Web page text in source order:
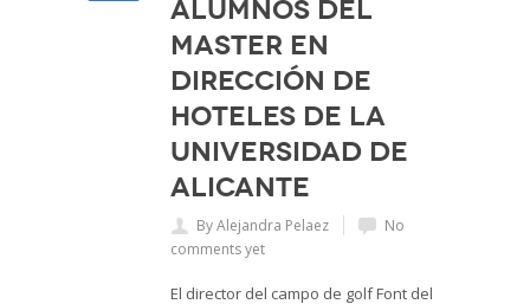
alumnos del
Master en
Dirección de
Hoteles de la
Universidad de
Alicante
By Alejandra Pelaez
No
comments yet
El director del campo de golf Font del